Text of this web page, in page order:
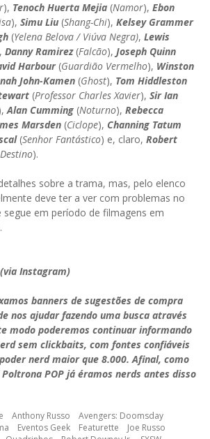
), Tenoch Huerta Mejia (Namor), Ebon
), Simu Liu (Shang-Chi), Kelsey Grammer
(Yelena Belova / Viúva Negra), Lewis
Danny Ramirez(Falcão), Joseph Quinn
Harbour(Guardião Vermelho), Winston
John-Kamen (Ghost), Tom Hiddleston
(Professor Charles Xavier), Sir Ian
Alan Cumming (Noturno), Rebecca
Marsden (Ciclope), Channing Tatum
(Senhor Fantástico) e, claro, Robert
).
sobre a trama, mas, pelo elenco
deve ter a ver com problemas no
segue em período de filmagens em
Instagram)
banners de sugestões de compra
nos ajudar fazendo uma busca através
modo poderemos continuar informando
sem clickbaits, com fontes confiáveis
nerd maior que 8.000. Afinal, como
POP já éramos nerds antes disso
Anthony Russo
Avengers: Doomsday
Eventos Geek Featurette
Joe Russo